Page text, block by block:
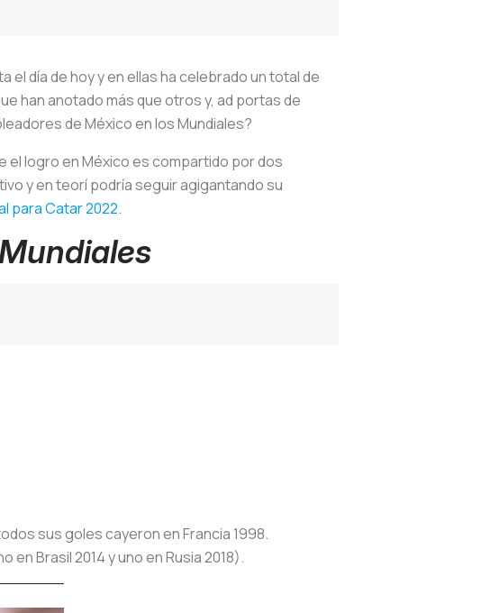
el día de hoy y en ellas ha celebrado un total de
han anotado más que otros y, ad portas de
de México en los Mundiales?
el logro en México es compartido por dos
y en teorí podría seguir agigantando su
para Catar 2022.
sus goles cayeron en Francia 1998.
Brasil 2014 y uno en Rusia 2018).